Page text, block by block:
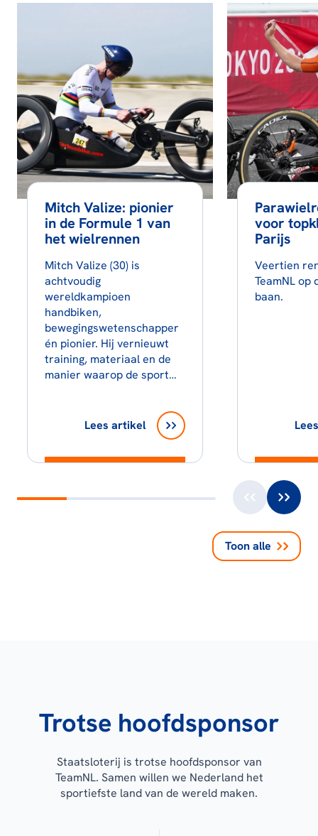
Mitch Valize: pionier
in de Formule 1 van
het wielrennen
Mitch Valize (30) is
achtvoudig
wereldkampioen
handbiken,
bewegingswetenschapper
én pionier. Hij vernieuwt
training, materiaal en de
manier waarop de sport…
Lees artikel
voor
Parijs
Veertien
TeamNL op
baan.
Toon alle
Trotse hoofdsponsor
Staatsloterij is trotse hoofdsponsor van
TeamNL. Samen willen we Nederland het
sportiefste land van de wereld maken.